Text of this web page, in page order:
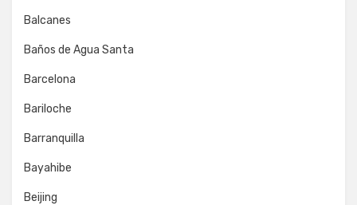
Balcanes
Baños de Agua Santa
Barcelona
Bariloche
Barranquilla
Bayahibe
Beijing